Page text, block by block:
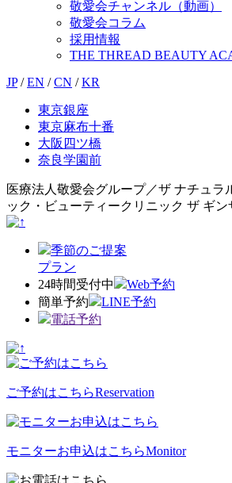
敬愛会チャンネル（動画）
敬愛会コラム
採用情報
THE THREAD BEAUTY
JP / EN / CN / KR
東京銀座
東京麻布十番
大阪四ツ橋
奈良学園前
医療法人敬愛会グループ／ザ ナチュラ
ック・ビューティークリニック ザ ギ
季節のご提案
プラン
24時間受付中
Web予約
簡単予約
LINE予約
電話予約
ご予約はこちらReservation
モニターお申込はこちらMonitor